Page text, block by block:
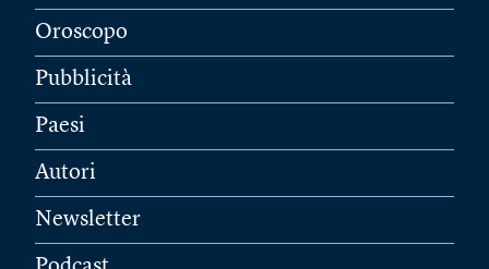
Oroscopo
Pubblicità
Paesi
Autori
Newsletter